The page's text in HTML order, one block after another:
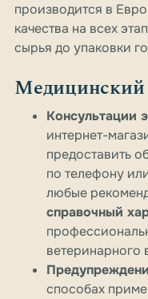
производится в
качества на всех
сырья до упаковки
Медицинский
Консультации
интернет-
предоставить
по телефону
любые
справочный
ветеринарного
способах